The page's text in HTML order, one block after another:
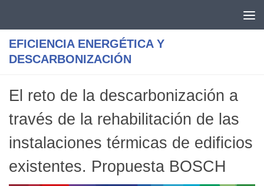
EFICIENCIA ENERGÉTICA Y
DESCARBONIZACIÓN
El reto de la descarbonización a
través de la rehabilitación de las
instalaciones térmicas de edificios
existentes. Propuesta BOSCH